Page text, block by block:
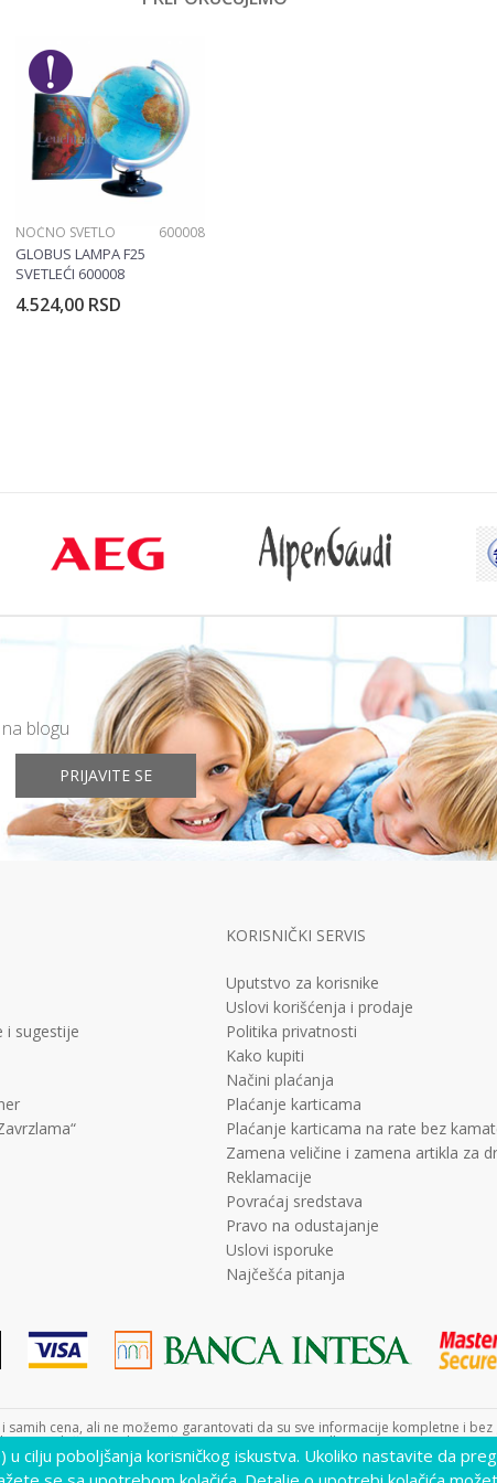
NOĆNO SVETLO 600008
GLOBUS LAMPA F25
SVETLEĆI 600008
4.524,00 RSD
blogu
PRIJAVITE SE
i sugestije
KORISNIČKI SERVIS
Uputstvo za korisnike
Uslovi korišćenja i prodaje
Politika privatnosti
Kako kupiti
Načini plaćanja
Plaćanje karticama
Plaćanje karticama na rate bez
Zamena veličine i zamena artikla za
Reklamacije
Povraćaj sredstava
Pravo na odustajanje
Uslovi isporuke
Najčešća pitanja
cena, ali ne možemo garantovati da su sve informacije kompletne i
Raspoloživost robe možete proveriti pozivom Call Centra na +381 11 452
u cilju poboljšanja korisničkog iskustva. Ukoliko nastavite da